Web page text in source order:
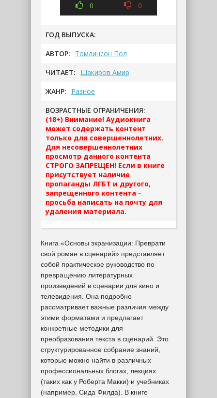
0 0
ГОД ВЫПУСКА:
АВТОР: Томлинсон Пол
ЧИТАЕТ: Шакиров Амир
ЖАНР: Разное
ВОЗРАСТНЫЕ ОГРАНИЧЕНИЯ:
(18+) Внимание! Аудиокнига
может содержать контент
только для совершеннолетних.
Для несовершеннолетних
просмотр данного контента
СТРОГО ЗАПРЕЩЕН! Если в книге
присутствует наличие
пропаганды ЛГБТ и другого,
запрещенного контента -
просьба написать на почту для
удаления материала.
Книга «Основы экранизации: Преврати
свой роман в сценарий» представляет
собой практическое руководство по
превращению литературных
произведений в сценарии для кино и
телевидения. Она подробно
рассматривает важные различия между
этими форматами и предлагает
конкретные методики для
преобразования текста в сценарий. Это
структурированное собрание знаний,
которые можно найти в различных
профессиональных блогах, лекциях
(таких как у Роберта Макки) и учебниках
(например, Сида Филда). В книге